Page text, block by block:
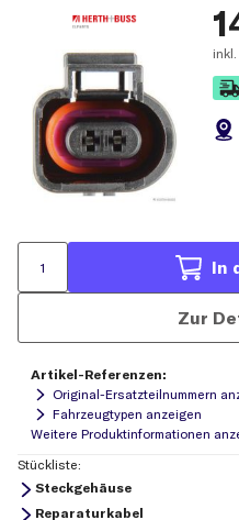
inkl.
In
Zur
Artikel-Referenzen:
Original-Ersatzteilnummern
Fahrzeugtypen anzeigen
Stückliste:
Steckgehäuse
Reparaturkabel